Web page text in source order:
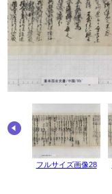
フルサイズ画像28